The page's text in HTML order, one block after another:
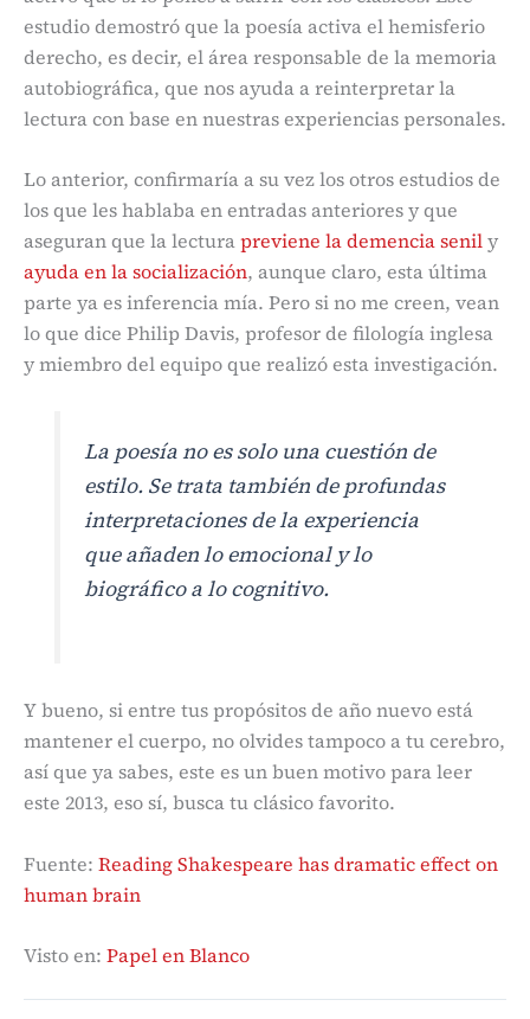
estudio demostró que la poesía activa el hemisferio
derecho, es decir, el área responsable de la memoria
autobiográfica, que nos ayuda a reinterpretar la
lectura con base en nuestras experiencias personales.
Lo anterior, confirmaría a su vez los otros estudios de
los que les hablaba en entradas anteriores y que
aseguran que la lecturapreviene la demencia senily
ayuda en la socialización, aunque claro, esta última
parte ya es inferencia mía. Pero si no me creen, vean
lo que dice Philip Davis, profesor de filología inglesa
y miembro del equipo que realizó esta investigación.
La poesía no es solo una cuestión de
estilo. Se trata también de profundas
interpretaciones de la experiencia
que añaden lo emocional y lo
biográfico a lo cognitivo.
Y bueno, si entre tus propósitos de año nuevo está
mantener el cuerpo, no olvides tampoco a tu cerebro,
así que ya sabes, este es un buen motivo para leer
este 2013, eso sí, busca tu clásico favorito.
Fuente: Reading Shakespeare has dramatic effect on
human brain
Visto en: Papel en Blanco